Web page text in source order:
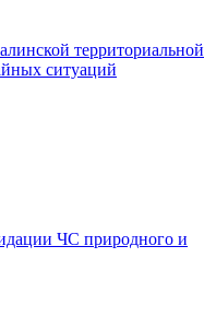
территориальной
ситуаций
ЧС природного и